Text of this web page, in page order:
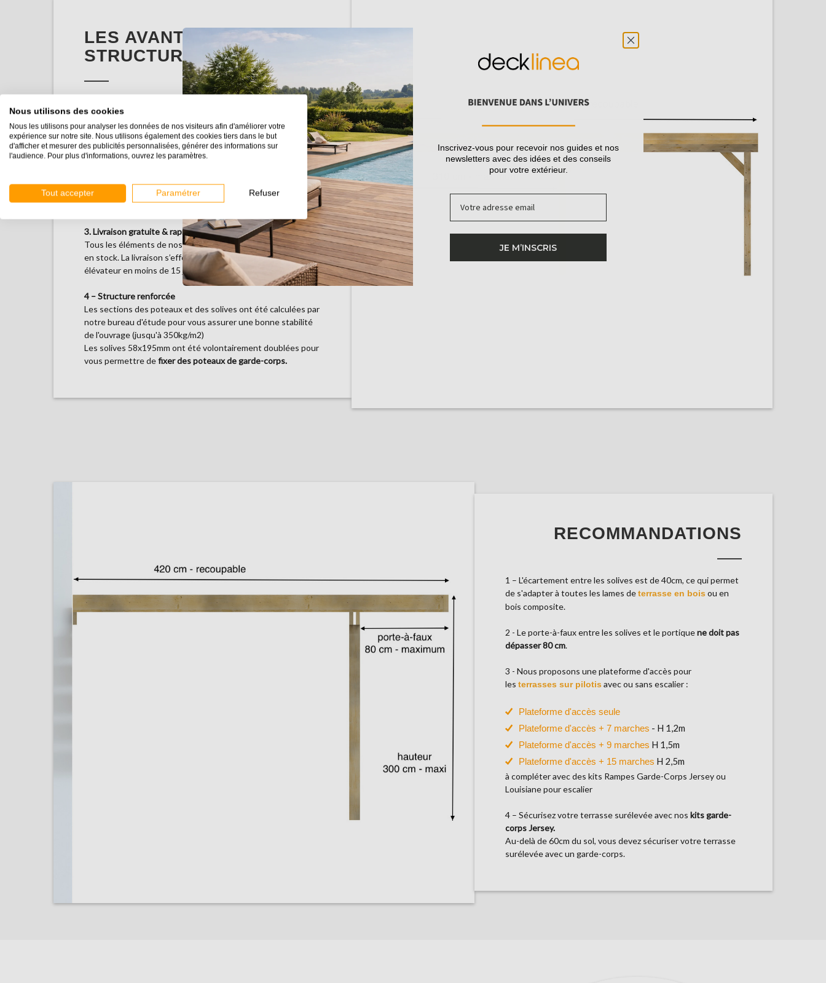
LES AVANTAGES DE LA
STRUCTURE EN KIT
Le traitement du bois en autoclave classe 3 des poteaux offre
une meilleure durabilité et résistance aux intempéries et aux
insectes. Lespoteaux sont en bois lamellé-collés.
s'adapter tout type de configuration spécifique. Les poteaux
peuvent se recouper en hauteur.
3. Livraison gratuite & rapide :
Tous les éléments de nos kits structure pilotis adossés sont
en stock. La livraison s’effectue par camion équipés de chariot
élévateur en moins de 15 jours.
4 – Structure renforcée
Les sections des poteaux et des solives ont été calculées par
notre bureau d'étude pour vous assurer une bonne stabilité
de l'ouvrage (jusqu'à 350kg/m2)
Les solives 58x195mm ont été volontairement doublées pour
vous permettre defixer des poteaux de garde-corps.
RECOMMANDATIONS
1 – L'écartement entre les solives est de 40cm, ce qui permet
de s'adapter à toutes les lames deterrasse en bois ou en
bois composite.
2 - Le porte-à-faux entre les solives et le portiquene doit pas
dépasser 80 cm.
3 - Nous proposons une plateforme d'accès pour
les terrasses sur pilotis avec ou sans escalier :
Plateforme d'accès seule
Plateforme d'accès + 7 marches - H 1,2m
Plateforme d'accès + 9 marches H 1,5m
Plateforme d'accès + 15 marches H 2,5m
à compléter avec des kits Rampes Garde-Corps Jersey ou
Louisiane pour escalier
4 – Sécurisez votre terrasse surélevée avec nos kits garde-
corps Jersey.
Au-delà de 60cm du sol, vous devez sécuriser votre terrasse
surélevée avec un garde-corps.
Nous utilisons des cookies
Nous les utilisons pour analyser les données de nos visiteurs afin d'améliorer votre
expérience sur notre site. Nous utilisons également des cookies tiers dans le but
d'afficher et mesurer des publicités personnalisées, générer des informations sur
l'audience. Pour plus d'informations, ouvrez les paramètres.
Tout accepter Paramétrer Refuser
Inscrivez-vous pour recevoir nos guides et nos
newsletters avec des idées et des conseils
pour votre extérieur.
JE M’INSCRIS